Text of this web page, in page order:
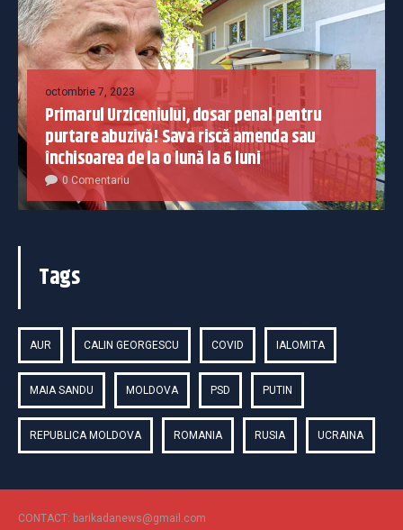
octombrie 7, 2023
Primarul Urziceniului, dosar penal pentru
purtare abuzivă! Sava riscă amenda sau
închisoarea de la o lună la 6 luni
0 Comentariu
Tags
AUR CALIN GEORGESCU COVID IALOMITA
MAIA SANDU MOLDOVA PSD PUTIN
REPUBLICA MOLDOVA ROMANIA RUSIA UCRAINA
CONTACT: barikadanews@gmail.com